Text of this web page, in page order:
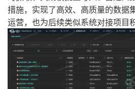
措施，实现了高效、高质量的数据
运营，也为后续类似系统对接项目